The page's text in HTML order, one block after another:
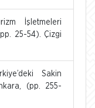
İşletmeleri
25-54). Çizgi
Sakin
(pp. 255-